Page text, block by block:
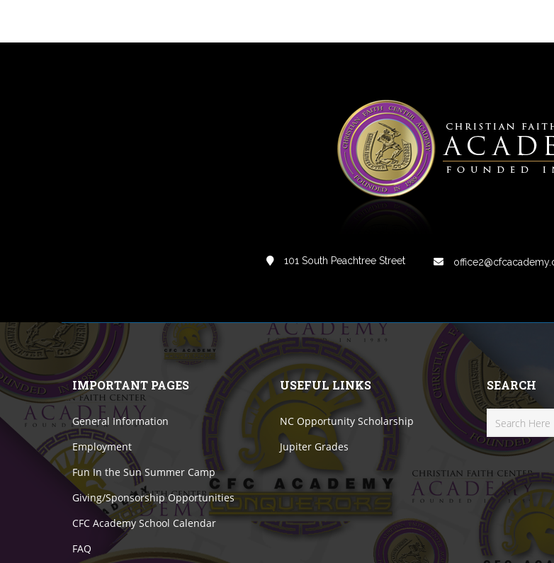
101 South Peachtree Street
IMPORTANT PAGES
General Information
Employment
Fun In the Sun Summer Camp
Giving/Sponsorship Opportunities
CFC Academy School Calendar
FAQ
USEFUL LINKS
NC Opportunity Scholarship
Jupiter Grades
SEARCH